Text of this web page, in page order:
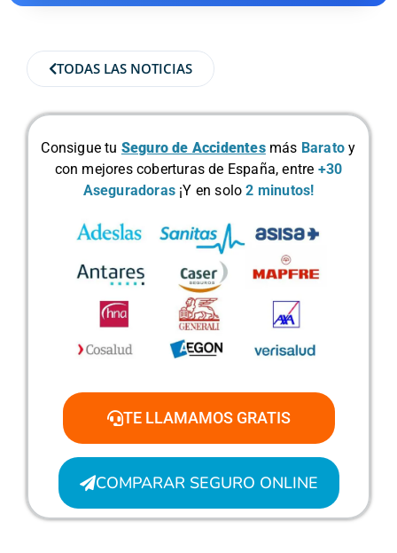
TODAS LAS NOTICIAS
Consigue tu Seguro de Accidentesmás Barato y
con mejores coberturas de España, entre +30
Aseguradoras ¡Y en solo2 minutos!
TE LLAMAMOS GRATIS
COMPARAR SEGURO ONLINE